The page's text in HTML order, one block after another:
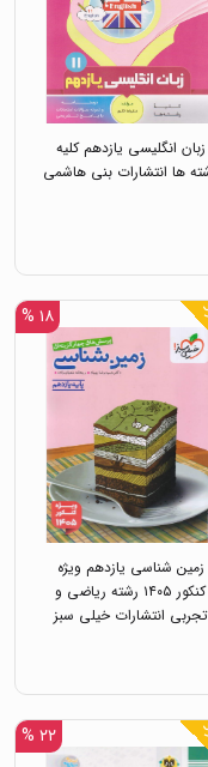
زبان انگلیسی یازدهم کلیه
ها انتشارات بنی هاشمی
۱۸ %
زمین شناسی یازدهم ویژه
کنکور ۱۴۰۵ رشته ریاضی و
تجربی انتشارات خیلی سبز
۲۲ %